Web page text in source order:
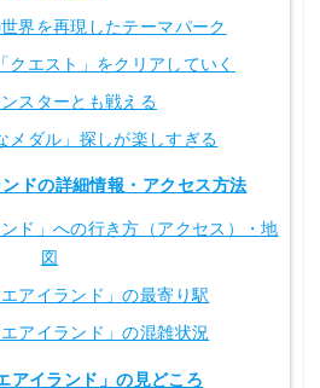
界を再現したテーマパーク
クエスト」をクリアしていく
スターとも戦える
メダル」探しが楽しすぎる
ドの詳細情報・アクセス方法
ド」への行き方（アクセス）・地
図
アイランド」の最寄り駅
エアイランド」の混雑状況
アイランド」の見どころ